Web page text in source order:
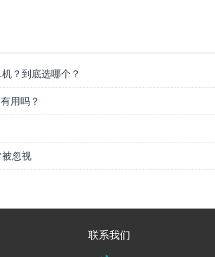
？到底选哪个？
用吗？
忽视
联系我们